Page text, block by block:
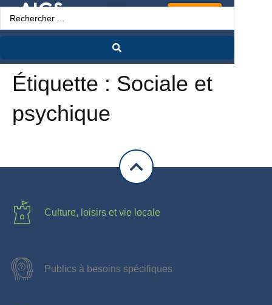
Étiquette : Sociale et
psychique
Culture, loisirs et vie locale
Publics à besoins spécifiques